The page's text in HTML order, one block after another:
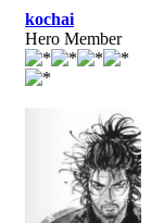
kochai
Hero Member